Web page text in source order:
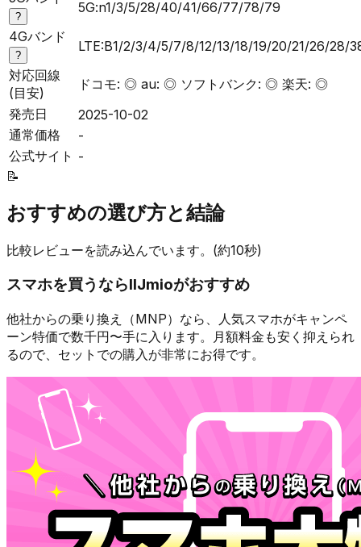
?
5G:n1/3/5/28/40/41/66/77/78/79
4Gバンド
?
LTE:B1/2/3/4/5/7/8/12/13/18/19/20/21/26/28/
対応回線
(目安)
ドコモ: ◎ au: ◎ ソフトバンク: ◎ 楽天: ◎
発売日
2025-10-02
通常価格
-
公式サイト -
📝
おすすめの選び方と結論
比較レビューを読み込んでいます。(約10秒)
スマホを買うならIIJmioがおすすめ
他社からの乗り換え（MNP）なら、人気スマホがキャンペ
ーン特価で数千円〜手に入ります。月額料金も安く抑えられ
るので、セットでの購入が非常にお得です。